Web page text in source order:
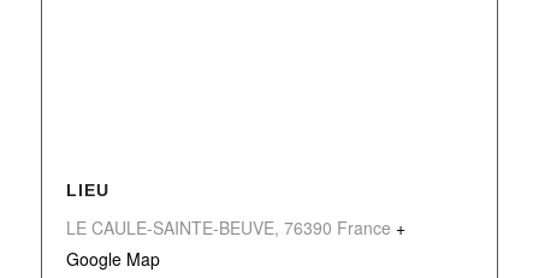
LIEU
LE CAULE-SAINTE-BEUVE, 76390 France +
Google Map